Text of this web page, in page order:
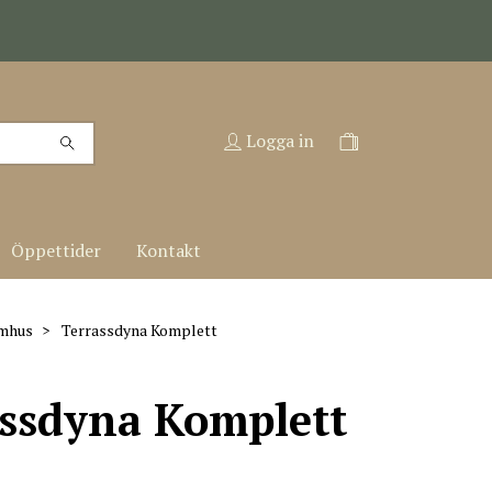
Logga in
Öppettider Kontakt
Terrassdyna Komplett
Komplett